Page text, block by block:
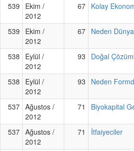
539
Ekim /
2012
67 Kolay
539
Ekim /
2012
67 Neden
538
Eylül /
2012
93 Doğal
538
Eylül /
2012
93 Neden
537 Ağustos /
2012
71 Biyokapital
537 Ağustos /
2012
71 İtfaiyeciler